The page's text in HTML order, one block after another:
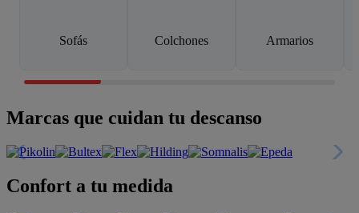
Sofás Colchones Armarios
Marcas que cuidan tu descanso
Confort a tu medida